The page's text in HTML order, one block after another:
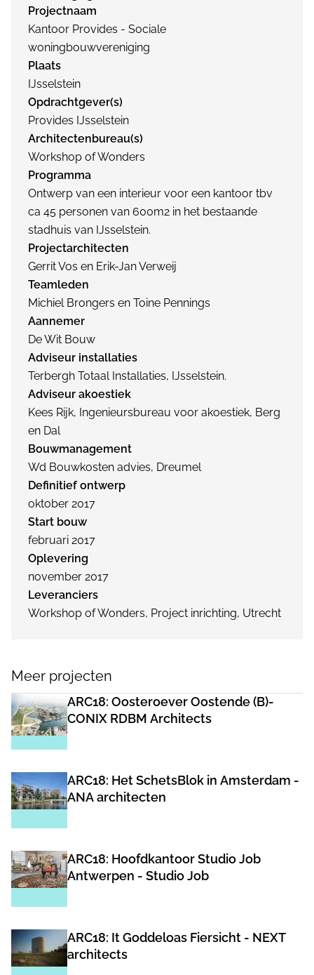
Projectnaam
Kantoor Provides - Sociale
woningbouwvereniging
Plaats
IJsselstein
Opdrachtgever(s)
Provides IJsselstein
Architectenbureau(s)
Workshop of Wonders
Programma
Ontwerp van een interieur voor een kantoor tbv
ca 45 personen van 600m2 in het bestaande
stadhuis van IJsselstein.
Projectarchitecten
Gerrit Vos en Erik-Jan Verweij
Teamleden
Michiel Brongers en Toine Pennings
Aannemer
De Wit Bouw
Adviseur installaties
Terbergh Totaal Installaties, IJsselstein.
Adviseur akoestiek
Kees Rijk, Ingenieursbureau voor akoestiek, Berg
en Dal
Bouwmanagement
Wd Bouwkosten advies, Dreumel
Definitief ontwerp
oktober 2017
Start bouw
februari 2017
Oplevering
november 2017
Leveranciers
Workshop of Wonders, Project inrichting, Utrecht
Meer projecten
ARC18: Oosteroever Oostende (B)-
CONIX RDBM Architects
ARC18: Het SchetsBlok in Amsterdam -
ANA architecten
ARC18: Hoofdkantoor Studio Job
Antwerpen - Studio Job
ARC18: It Goddeloas Fiersicht - NEXT
architects